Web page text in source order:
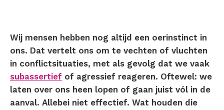
Wij mensen hebben nog altijd een oerinstinct in
ons. Dat vertelt ons om te vechten of vluchten
in conflictsituaties, met als gevolg dat we vaak
subassertief of agressief reageren. Oftewel: we
laten over ons heen lopen of gaan juist vól in de
aanval. Allebei niet effectief. Wat houden die